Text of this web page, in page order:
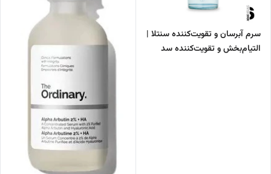
سرم آبرسان و تقویت‌کننده سنتلا |
التیام‌بخش و تقویت‌کننده سد